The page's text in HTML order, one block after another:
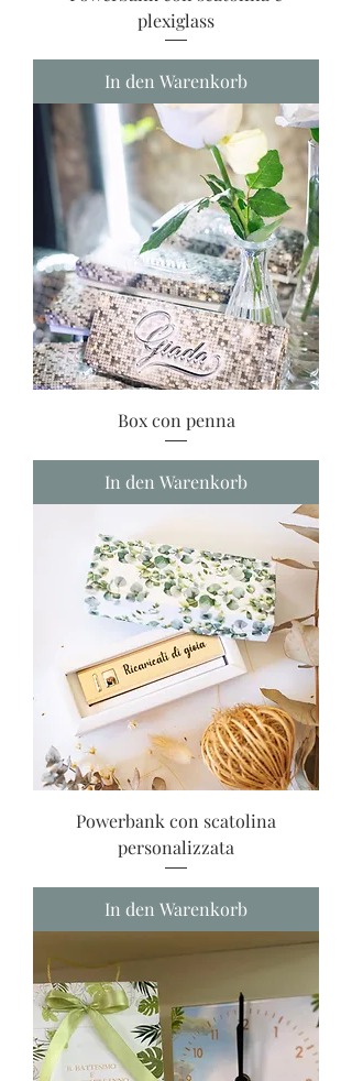
plexiglass
In den Warenkorb
Box con penna
In den Warenkorb
Powerbank con scatolina
personalizzata
In den Warenkorb